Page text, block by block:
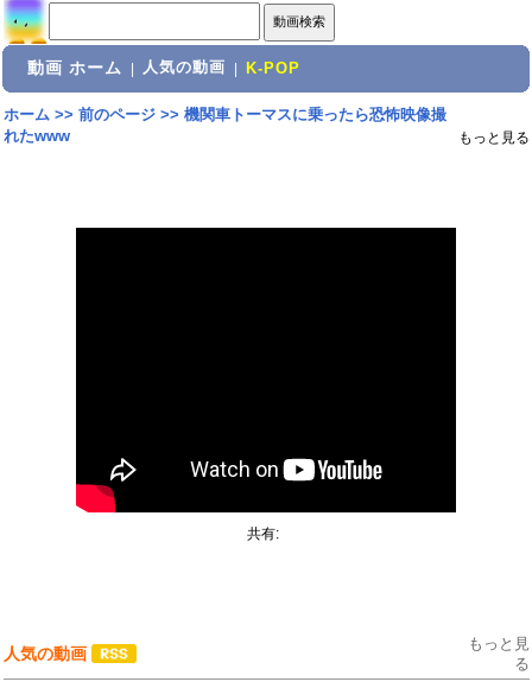
動画 ホーム 人気の動画 K-POP
ホーム>> 前のページ>> 機関車トーマスに乗ったら恐怖映像撮
れたwww
もっと見る
共有:
人気の動画
もっと見
る